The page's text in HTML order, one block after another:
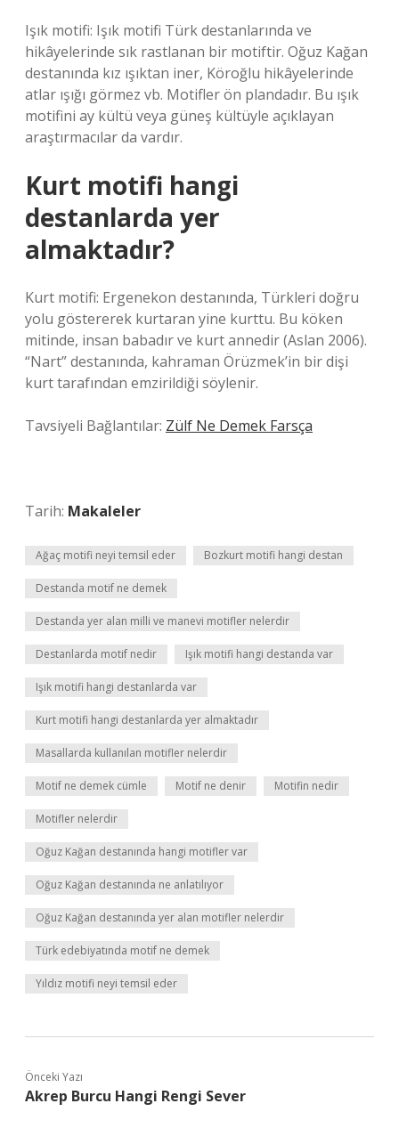
Işık motifi: Işık motifi Türk destanlarında ve
hikâyelerinde sık rastlanan bir motiftir. Oğuz Kağan
destanında kız ışıktan iner, Köroğlu hikâyelerinde
atlar ışığı görmez vb. Motifler ön plandadır. Bu ışık
motifini ay kültü veya güneş kültüyle açıklayan
araştırmacılar da vardır.
Kurt motifi hangi
destanlarda yer
almaktadır?
Kurt motifi: Ergenekon destanında, Türkleri doğru
yolu göstererek kurtaran yine kurttu. Bu köken
mitinde, insan babadır ve kurt annedir (Aslan 2006).
“Nart” destanında, kahraman Örüzmek’in bir dişi
kurt tarafından emzirildiği söylenir.
Tavsiyeli Bağlantılar: Zülf Ne Demek Farsça
Tarih: Makaleler
Ağaç motifi neyi temsil eder Bozkurt motifi hangi destan
Destanda motif ne demek
Destanda yer alan milli ve manevi motifler nelerdir
Destanlarda motif nedir Işık motifi hangi destanda var
Işık motifi hangi destanlarda var
Kurt motifi hangi destanlarda yer almaktadır
Masallarda kullanılan motifler nelerdir
Motif ne demek cümle Motif ne denir Motifin nedir
Motifler nelerdir
Oğuz Kağan destanında hangi motifler var
Oğuz Kağan destanında ne anlatılıyor
Oğuz Kağan destanında yer alan motifler nelerdir
Türk edebiyatında motif ne demek
Yıldız motifi neyi temsil eder
Önceki Yazı
Akrep Burcu Hangi Rengi Sever